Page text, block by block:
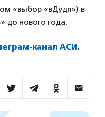
«выбор «вДудя») в
до нового года.
канал АСИ.